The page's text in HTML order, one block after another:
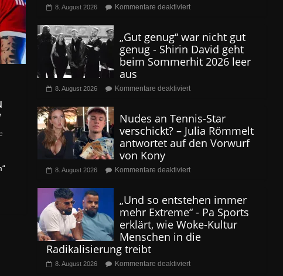
8. August 2026 Kommentare deaktiviert
„Gut genug“ war nicht gut
genug - Shirin David geht
beim Sommerhit 2026 leer
aus
8. August 2026 Kommentare deaktiviert
Nudes an Tennis-Star
verschickt? – Julia Römmelt
antwortet auf den Vorwurf
von Kony
8. August 2026 Kommentare deaktiviert
„Und so entstehen immer
mehr Extreme“ - Pa Sports
erklärt, wie Woke-Kultur
Menschen in die
Radikalisierung treibt
8. August 2026 Kommentare deaktiviert